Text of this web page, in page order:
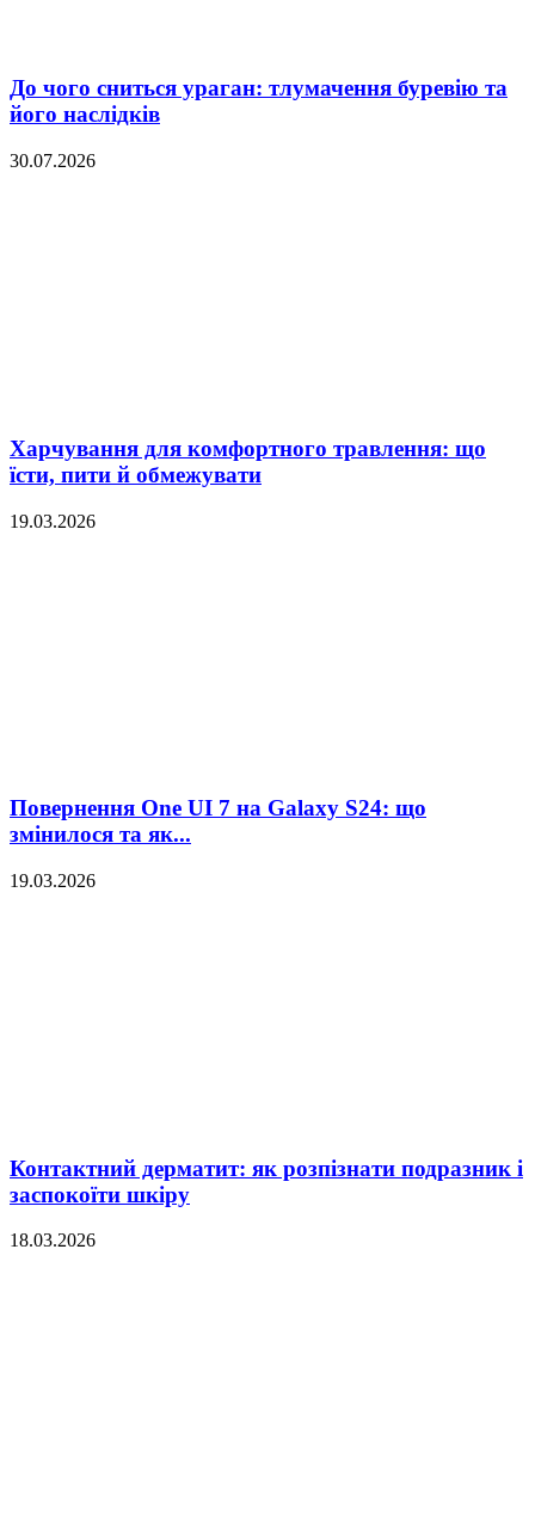
До чого сниться ураган: тлумачення буревію та
його наслідків
30.07.2026
Харчування для комфортного травлення: що
їсти, пити й обмежувати
19.03.2026
Повернення One UI 7 на Galaxy S24: що
змінилося та як...
19.03.2026
Контактний дерматит: як розпізнати подразник і
заспокоїти шкіру
18.03.2026